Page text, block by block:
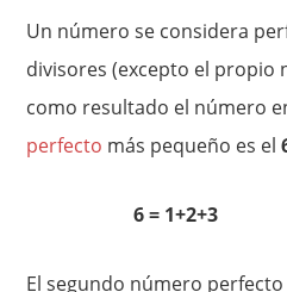
Un número se considera
divisores (excepto el propio
como resultado el número
perfecto más pequeño es el
6 = 1+2+3
El segundo número